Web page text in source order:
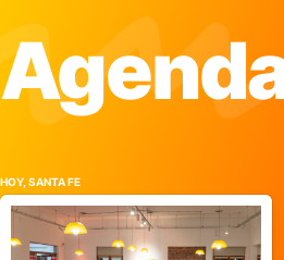
HOY, SANTA FE